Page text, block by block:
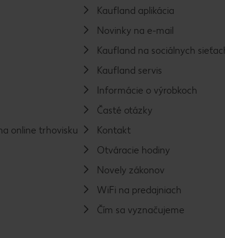
online trhovisku
Kaufland aplikácia
Novinky na e-mail
Kaufland na sociálnych
Kaufland servis
Informácie o výrobkoch
Časté otázky
Kontakt
Otváracie hodiny
Novely zákonov
WiFi na predajniach
Čím sa vyznačujeme